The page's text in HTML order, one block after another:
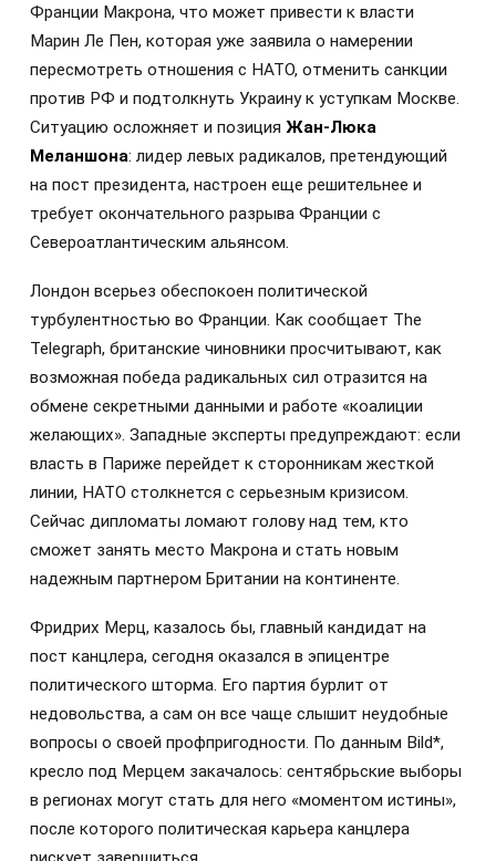
Франции Макрона, что может привести к власти
Марин Ле Пен, которая уже заявила о намерении
пересмотреть отношения с НАТО, отменить санкции
против РФ и подтолкнуть Украину к уступкам Москве.
Ситуацию осложняет и позиция Жан-Люка
Меланшона: лидер левых радикалов, претендующий
на пост президента, настроен еще решительнее и
требует окончательного разрыва Франции с
Североатлантическим альянсом.
Лондон всерьез обеспокоен политической
турбулентностью во Франции. Как сообщает The
Telegraph, британские чиновники просчитывают, как
возможная победа радикальных сил отразится на
обмене секретными данными и работе «коалиции
желающих». Западные эксперты предупреждают: если
власть в Париже перейдет к сторонникам жесткой
линии, НАТО столкнется с серьезным кризисом.
Сейчас дипломаты ломают голову над тем, кто
сможет занять место Макрона и стать новым
надежным партнером Британии на континенте.
Фридрих Мерц, казалось бы, главный кандидат на
пост канцлера, сегодня оказался в эпицентре
политического шторма. Его партия бурлит от
недовольства, а сам он все чаще слышит неудобные
вопросы о своей профпригодности. По данным Bild*,
кресло под Мерцем закачалось: сентябрьские выборы
в регионах могут стать для него «моментом истины»,
после которого политическая карьера канцлера